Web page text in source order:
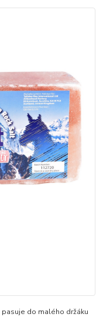
do malého držáku